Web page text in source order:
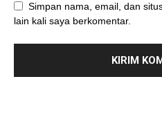
Simpan nama, email, dan
lain kali saya berkomentar.